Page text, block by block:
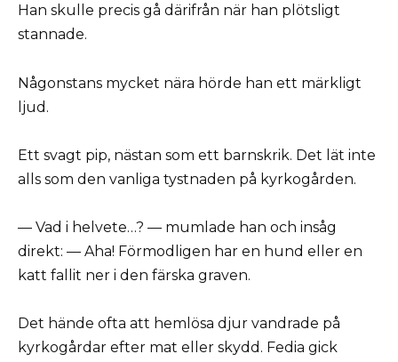
Han skulle precis gå därifrån när han plötsligt
stannade.
Någonstans mycket nära hörde han ett märkligt
ljud.
Ett svagt pip, nästan som ett barnskrik. Det lät inte
alls som den vanliga tystnaden på kyrkogården.
— Vad i helvete…? — mumlade han och insåg
direkt: — Aha! Förmodligen har en hund eller en
katt fallit ner i den färska graven.
Det hände ofta att hemlösa djur vandrade på
kyrkogårdar efter mat eller skydd. Fedia gick